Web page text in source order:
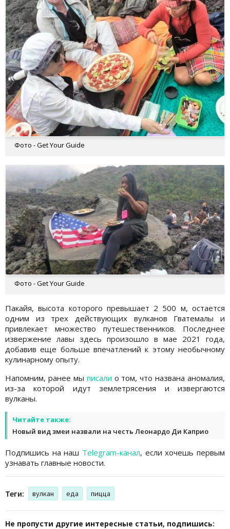
Фото - Get Your Guide
Фото - Get Your Guide
Пакайя, высота которого превышает 2 500 м, остается
одним из трех действующих вулканов Гватемалы и
привлекает множество путешественников. Последнее
извержение лавы здесь произошло в мае 2021 года,
добавив еще больше впечатлений к этому необычному
кулинарному опыту.
Напомним, ранее мы писали о том, что названа аномалия,
из-за которой идут землетрясения и извергаются
вулканы.
Читайте также:
Новый вид змеи назвали на честь Леонардо Ди Каприо
Подпишись на наш Telegram-канал, если хочешь первым
узнавать главные новости.
Теги: вулкан еда пицца
Не пропусти другие интересные статьи, подпишись: